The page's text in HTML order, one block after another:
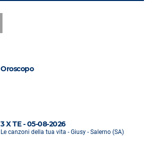
Oroscopo
3 X TE - 05-08-2026
Le canzoni della tua vita - Giusy - Salerno (SA)